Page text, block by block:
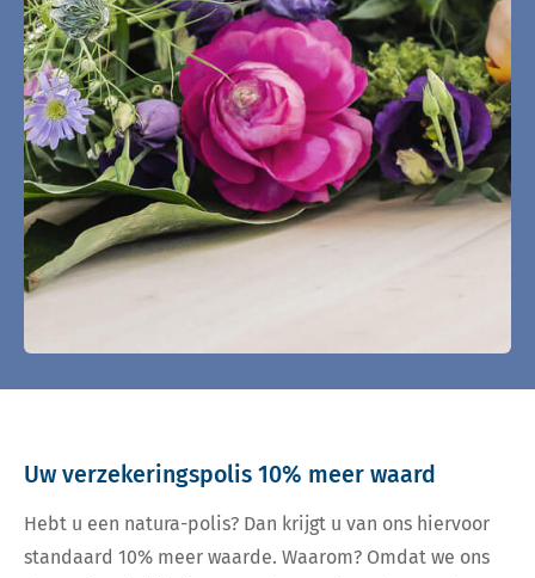
Uw verzekeringspolis 10% meer waard
Hebt u een natura-polis? Dan krijgt u van ons hiervoor
standaard 10% meer waarde. Waarom? Omdat we ons